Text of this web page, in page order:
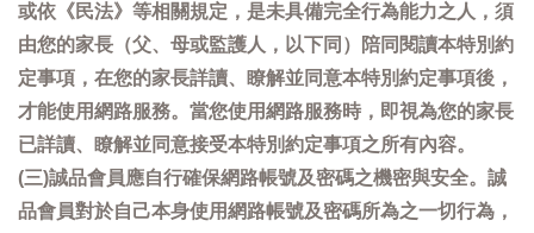
或依《民法》等相關規定，是未具備完全行為能力之人，須
由您的家長（父、母或監護人，以下同）陪同閱讀本特別約
定事項，在您的家長詳讀、瞭解並同意本特別約定事項後，
才能使用網路服務。當您使用網路服務時，即視為您的家長
已詳讀、瞭解並同意接受本特別約定事項之所有內容。
(三)誠品會員應自行確保網路帳號及密碼之機密與安全。誠
品會員對於自己本身使用網路帳號及密碼所為之一切行為，